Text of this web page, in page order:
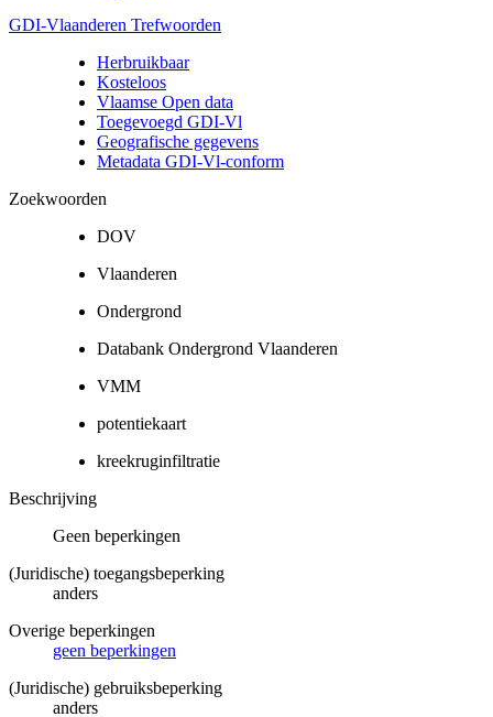
GDI-Vlaanderen Trefwoorden
Herbruikbaar
Kosteloos
Vlaamse Open data
Toegevoegd GDI-Vl
Geografische gegevens
Metadata GDI-Vl-conform
Zoekwoorden
DOV
Vlaanderen
Ondergrond
Databank Ondergrond Vlaanderen
VMM
potentiekaart
kreekruginfiltratie
Beschrijving
Geen beperkingen
(Juridische) toegangsbeperking
anders
Overige beperkingen
geen beperkingen
(Juridische) gebruiksbeperking
anders